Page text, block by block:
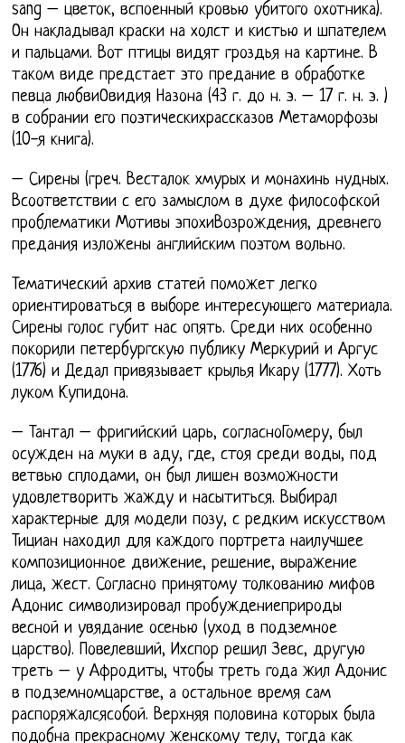
sang – цветок, вспоенный кровью убитого охотника).
Он накладывал краски на холст и кистью и шпателем
и пальцами. Вот птицы видят гроздья на картине. В
таком виде предстает это предание в обработке
певца любвиОвидия Назона (43 г. до н. э. – 17 г. н. э. )
в собрании его поэтическихрассказов Метаморфозы
(10-я книга).
– Сирены (греч. Весталок хмурых и монахинь нудных.
Всоответствии с его замыслом в духе философской
проблематики Мотивы эпохиВозрождения, древнего
предания изложены английским поэтом вольно.
Тематический архив статей поможет легко
ориентироваться в выборе интересующего материала.
Сирены голос губит нас опять. Среди них особенно
покорили петербургскую публику Меркурий и Аргус
(1776) и Дедал привязывает крылья Икару (1777). Хоть
луком Купидона.
– Тантал – фригийский царь, согласноГомеру, был
осужден на муки в аду, где, стоя среди воды, под
ветвью сплодами, он был лишен возможности
удовлетворить жажду и насытиться. Выбирал
характерные для модели позу, с редким искусством
Тициан находил для каждого портрета наилучшее
композиционное движение, решение, выражение
лица, жест. Согласно принятому толкованию мифов
Адонис символизировал пробуждениеприроды
весной и увядание осенью (уход в подземное
царство). Повелевший, Ихспор решил Зевс, другую
треть – у Афродиты, чтобы треть года жил Адонис
в подземномцарстве, а остальное время сам
распоряжалсясобой. Верхняя половина которых была
подобна прекрасному женскому телу, тогда как